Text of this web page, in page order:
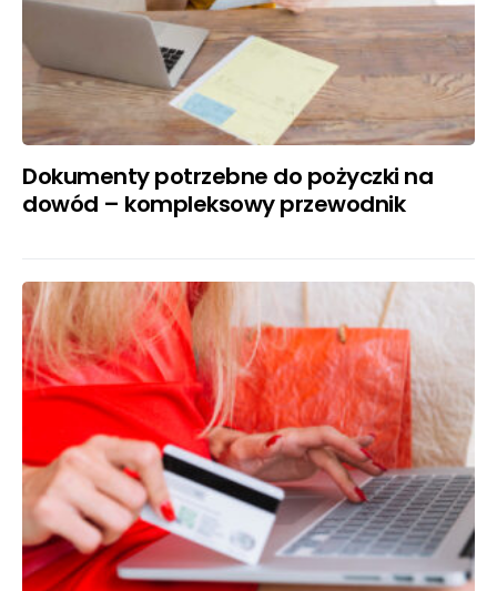
Dokumenty potrzebne do pożyczki na
dowód – kompleksowy przewodnik